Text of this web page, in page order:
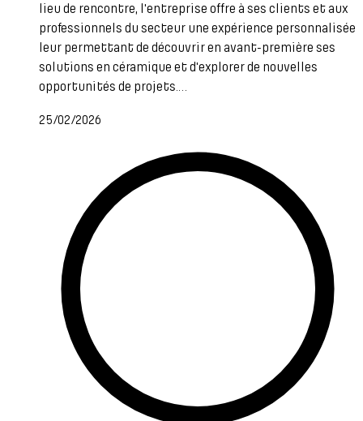
lieu de rencontre, l'entreprise offre à ses clients et aux
professionnels du secteur une expérience personnalisée
leur permettant de découvrir en avant-première ses
solutions en céramique et d'explorer de nouvelles
opportunités de projets.…
25/02/2026